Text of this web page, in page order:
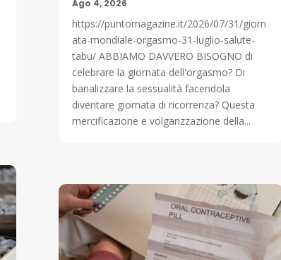
Ago 4, 2026
https://puntomagazine.it/2026/07/31/giorn
ata-mondiale-orgasmo-31-luglio-salute-
tabu/ ABBIAMO DAVVERO BISOGNO di
celebrare la giornata dell'orgasmo? Di
banalizzare la sessualità facendola
diventare giornata di ricorrenza? Questa
mercificazione e volgarizzazione della...